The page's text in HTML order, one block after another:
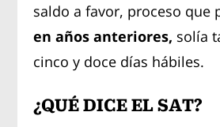
saldo a favor, proceso que
en años anteriores, solía
cinco y doce días hábiles.
¿QUÉ DICE EL SAT?